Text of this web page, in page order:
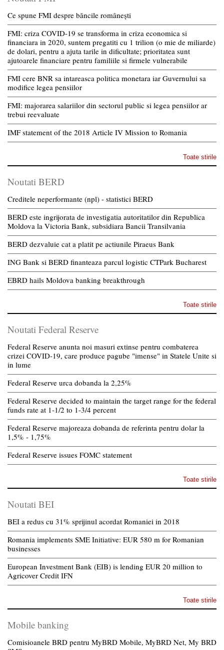
Ce spune FMI despre băncile românești
FMI: criza COVID-19 se transforma in criza economica si
financiara in 2020, suntem pregatiti cu 1 trilion (o mie de miliarde)
de dolari, pentru a ajuta tarile in dificultate; prioritatea sunt
ajutoarele financiare pentru familiile si firmele vulnerabile
FMI cere BNR sa intareasca politica monetara iar Guvernului sa
modifice legea pensiilor
FMI: majorarea salariilor din sectorul public si legea pensiilor ar
trebui reevaluate
IMF statement of the 2018 Article IV Mission to Romania
Toate stirile
Noutati BERD
Creditele neperformante (npl) - statistici BERD
BERD este ingrijorata de investigatia autoritatilor din Republica
Moldova la Victoria Bank, subsidiara Bancii Transilvania
BERD dezvaluie cat a platit pe actiunile Piraeus Bank
ING Bank si BERD finanteaza parcul logistic CTPark Bucharest
EBRD hails Moldova banking breakthrough
Toate stirile
Noutati Federal Reserve
Federal Reserve anunta noi masuri extinse pentru combaterea
crizei COVID-19, care produce pagube "imense" in Statele Unite si
in lume
Federal Reserve urca dobanda la 2,25%
Federal Reserve decided to maintain the target range for the federal
funds rate at 1-1/2 to 1-3/4 percent
Federal Reserve majoreaza dobanda de referinta pentru dolar la
1,5% - 1,75%
Federal Reserve issues FOMC statement
Toate stirile
Noutati BEI
BEI a redus cu 31% sprijinul acordat Romaniei in 2018
Romania implements SME Initiative: EUR 580 m for Romanian
businesses
European Investment Bank (EIB) is lending EUR 20 million to
Agricover Credit IFN
Toate stirile
Mobile banking
Comisioanele BRD pentru MyBRD Mobile, MyBRD Net, My BRD